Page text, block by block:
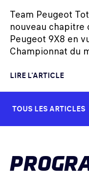
Team Peugeot
nouveau chapitre
Peugeot 9X8 en
Championnat du
LIRE L'ARTICLE
TOUS LES ARTICLES